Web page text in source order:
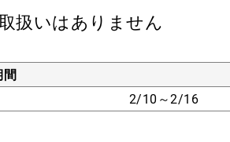
扱いはありません
間
2/10～2/16